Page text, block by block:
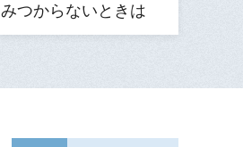
みつからないときは